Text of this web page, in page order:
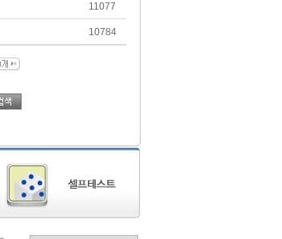
11077
10784